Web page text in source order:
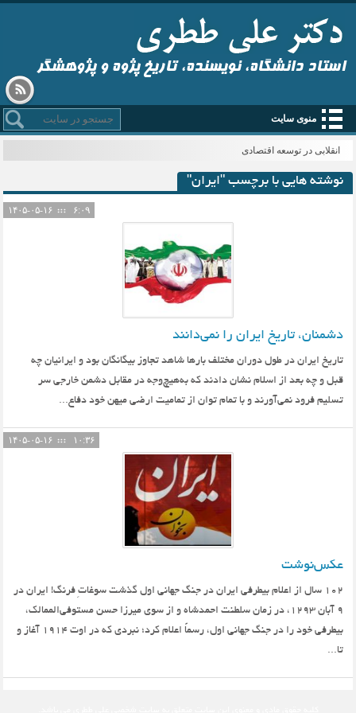
استاد دانشگاه، نویسنده، تاریخ پژوه و پژوهشگر
منوی سایت
انقلابی در توسعه اقتصادی
نوشته هایی با برچسب "ایران"
۶:۰۹
دشمنان، تاریخ ایران را نمی‌دانند
تاریخ ایران در طول دوران مختلف بارها شاهد تجاوز بیگانگان بود و ایرانیان چه
قبل و چه بعد از اسلام نشان دادند که به‌هیچ‌وجه در مقابل دشمن خارجی سر
تسلیم فرود نمی‌آورند و با تمام توان از تمامیت ارضی میهن خود دفاع...
۱۰:۳۶
عکس‌نوشت
102 سال از اعلام بیطرفی ایران در جنگ جهانی اول گذشت سوغاتِ فرنگ! ایران در
9 آبان 1293، در زمان سلطنت احمدشاه و از سوی میرزا حسن مستوفی‌الممالک،
بیطرفی خود را در جنگ جهانی اول، رسماً اعلام کرد؛ نبردی که در اوت 1914 آغاز و
تا...